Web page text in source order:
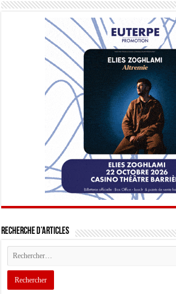
Recherche d’articles